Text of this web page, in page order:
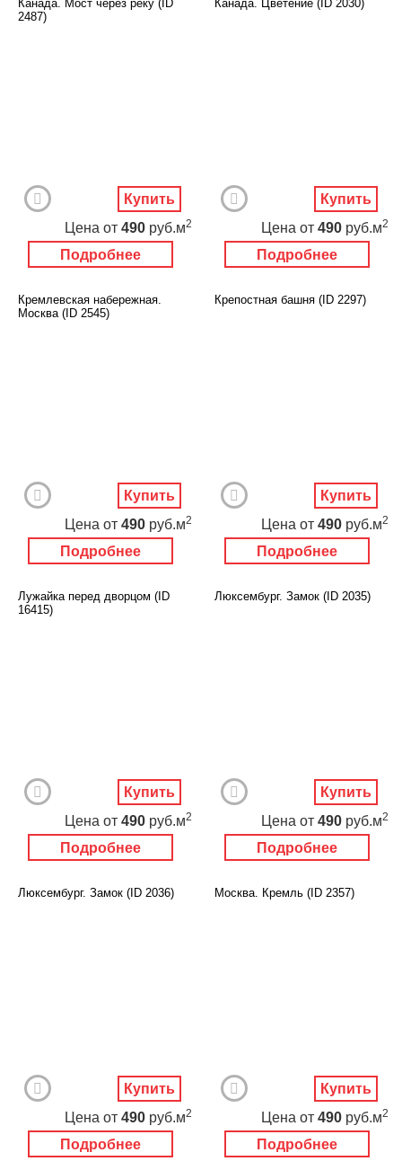
Канада. Мост через реку (ID
2487)
Подробнее
Цена от 490 руб.м2
Купить
Канада. Цветение (ID 2030)
Подробнее
Цена от 490 руб.м2
Купить
Кремлевская набережная.
Москва (ID 2545)
Подробнее
Цена от 490 руб.м2
Купить
Крепостная башня (ID 2297)
Подробнее
Цена от 490 руб.м2
Купить
Лужайка перед дворцом (ID
16415)
Подробнее
Цена от 490 руб.м2
Купить
Люксембург. Замок (ID 2035)
Подробнее
Цена от 490 руб.м2
Купить
Люксембург. Замок (ID 2036)
Подробнее
Цена от 490 руб.м2
Купить
Москва. Кремль (ID 2357)
Подробнее
Цена от 490 руб.м2
Купить